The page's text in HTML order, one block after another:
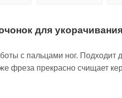
для
с пальцами ног. Подходит
фреза прекрасно счищает